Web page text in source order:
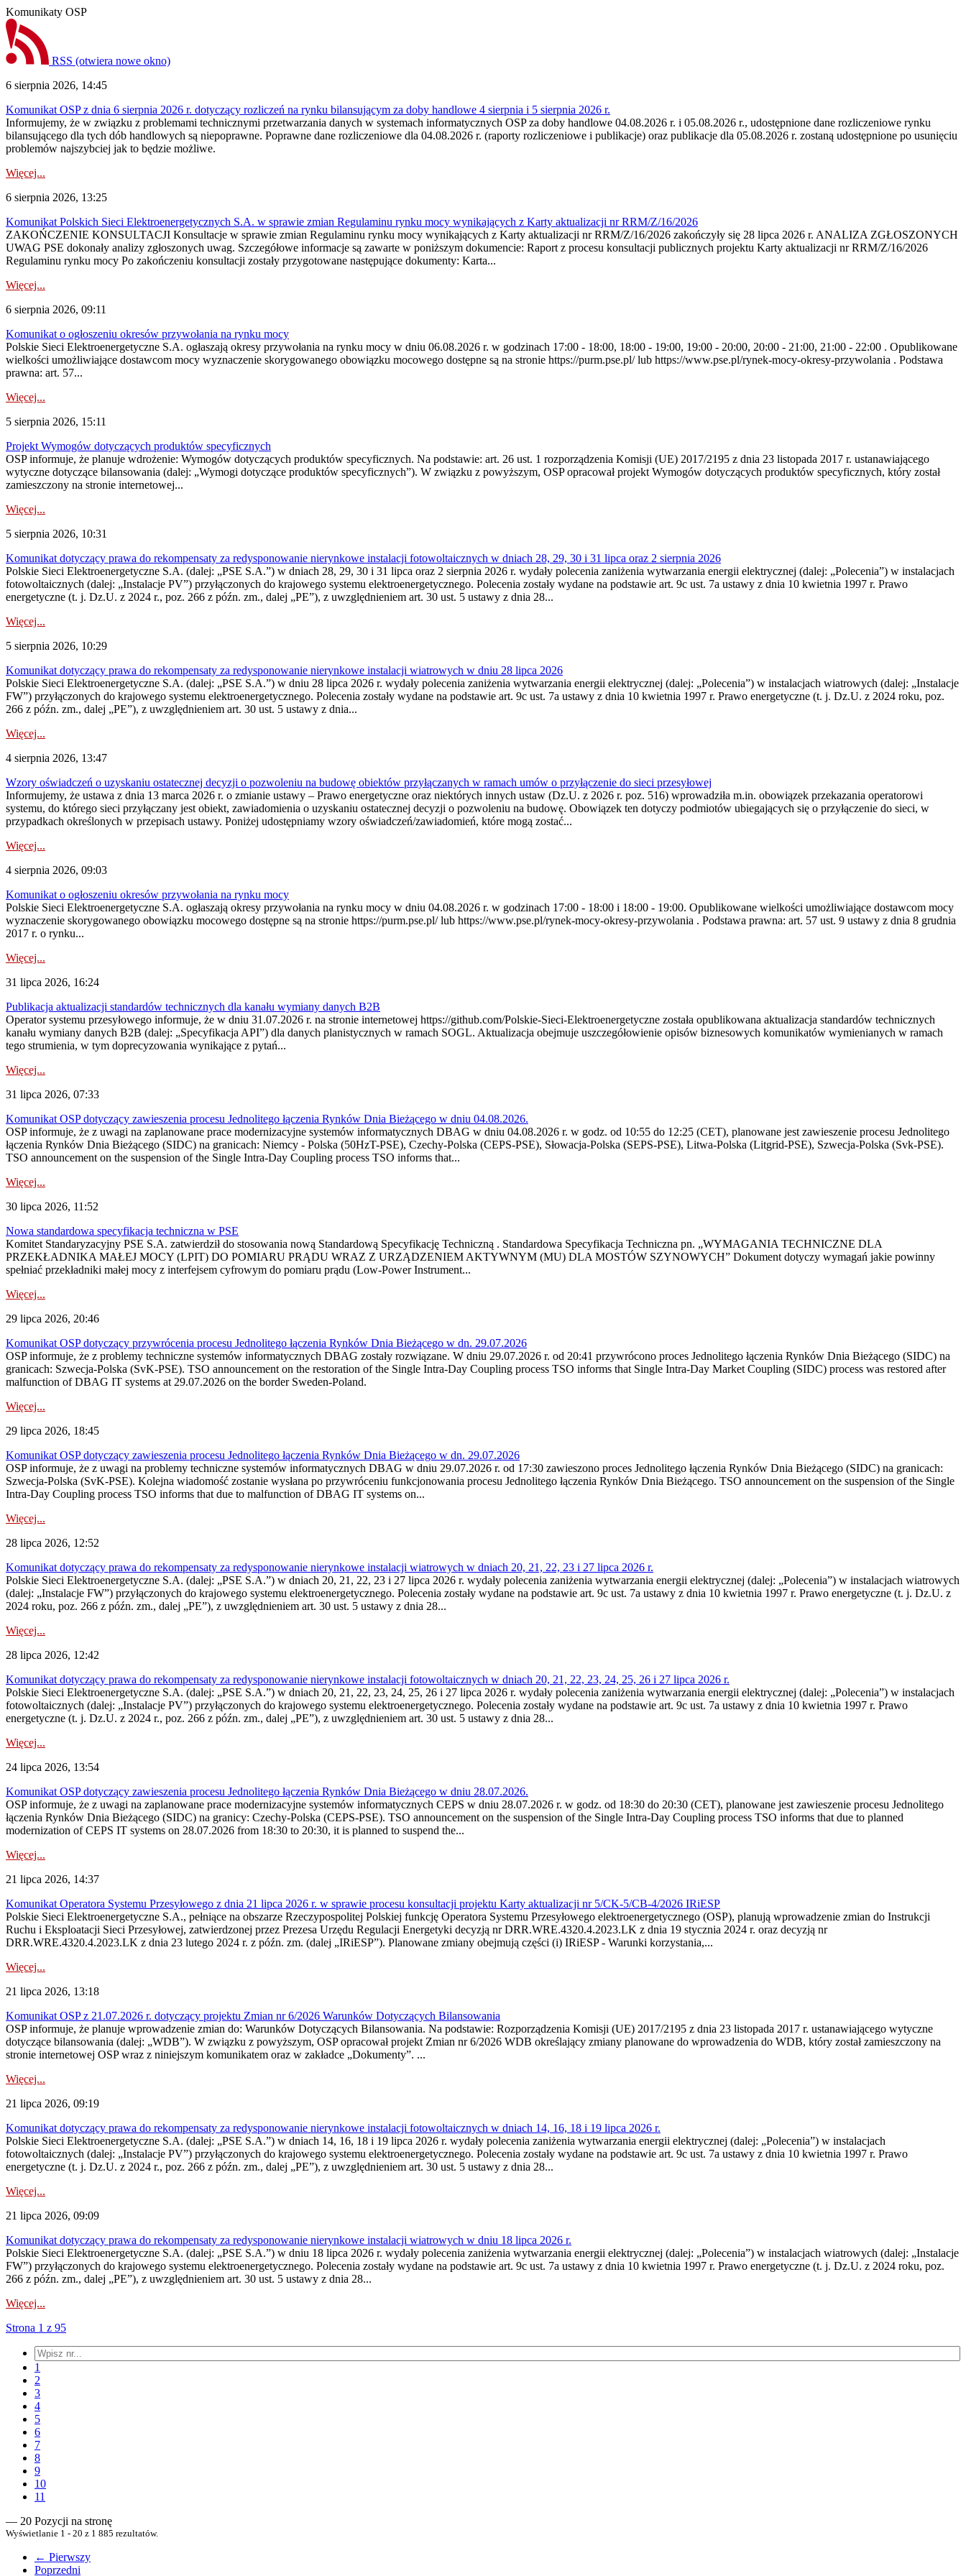
Komunikaty OSP
RSS (otwiera nowe okno)
6 sierpnia 2026, 14:45
Komunikat OSP z dnia 6 sierpnia 2026 r. dotyczący rozliczeń na rynku bilansującym za doby handlowe 4 sierpnia i 5 sierpnia 2026 r.
Informujemy, że w związku z problemami technicznymi przetwarzania danych w systemach informatycznych OSP za doby handlowe 04.08.2026 r. i 05.08.2026 r., udostępnione dane rozliczeniowe rynku
bilansującego dla tych dób handlowych są niepoprawne. Poprawne dane rozliczeniowe dla 04.08.2026 r. (raporty rozliczeniowe i publikacje) oraz publikacje dla 05.08.2026 r. zostaną udostępnione po usunięciu
problemów najszybciej jak to będzie możliwe.
Więcej...
6 sierpnia 2026, 13:25
Komunikat Polskich Sieci Elektroenergetycznych S.A. w sprawie zmian Regulaminu rynku mocy wynikających z Karty aktualizacji nr RRM/Z/16/2026
ZAKOŃCZENIE KONSULTACJI Konsultacje w sprawie zmian Regulaminu rynku mocy wynikających z Karty aktualizacji nr RRM/Z/16/2026 zakończyły się 28 lipca 2026 r. ANALIZA ZGŁOSZONYCH
UWAG PSE dokonały analizy zgłoszonych uwag. Szczegółowe informacje są zawarte w poniższym dokumencie: Raport z procesu konsultacji publicznych projektu Karty aktualizacji nr RRM/Z/16/2026
Regulaminu rynku mocy Po zakończeniu konsultacji zostały przygotowane następujące dokumenty: Karta...
Więcej...
6 sierpnia 2026, 09:11
Komunikat o ogłoszeniu okresów przywołania na rynku mocy
Polskie Sieci Elektroenergetyczne S.A. ogłaszają okresy przywołania na rynku mocy w dniu 06.08.2026 r. w godzinach 17:00 - 18:00, 18:00 - 19:00, 19:00 - 20:00, 20:00 - 21:00, 21:00 - 22:00 . Opublikowane
wielkości umożliwiające dostawcom mocy wyznaczenie skorygowanego obowiązku mocowego dostępne są na stronie https://purm.pse.pl/ lub https://www.pse.pl/rynek-mocy-okresy-przywolania . Podstawa
prawna: art. 57...
Więcej...
5 sierpnia 2026, 15:11
Projekt Wymogów dotyczących produktów specyficznych
OSP informuje, że planuje wdrożenie: Wymogów dotyczących produktów specyficznych. Na podstawie: art. 26 ust. 1 rozporządzenia Komisji (UE) 2017/2195 z dnia 23‍ listopada 2017 r. ustanawiającego
wytyczne dotyczące bilansowania (dalej: „Wymogi dotyczące produktów specyficznych”). W związku z powyższym, OSP opracował projekt Wymogów dotyczących produktów specyficznych, który został
zamieszczony na stronie internetowej...
Więcej...
5 sierpnia 2026, 10:31
Komunikat dotyczący prawa do rekompensaty za redysponowanie nierynkowe instalacji fotowoltaicznych w dniach 28, 29, 30 i 31 lipca oraz 2 sierpnia 2026
Polskie Sieci Elektroenergetyczne S.A. (dalej: „PSE S.A.”) w dniach 28, 29, 30 i 31 lipca oraz 2 sierpnia 2026 r. wydały polecenia zaniżenia wytwarzania energii elektrycznej (dalej: „Polecenia”) w instalacjach
fotowoltaicznych (dalej: „Instalacje PV”) przyłączonych do krajowego systemu elektroenergetycznego. Polecenia zostały wydane na podstawie art. 9c ust. 7a ustawy z dnia 10 kwietnia 1997 r. Prawo
energetyczne (t. j. Dz.U. z 2024 r., poz. 266 z późn. zm., dalej „PE”), z uwzględnieniem art. 30 ust. 5 ustawy z dnia 28...
Więcej...
5 sierpnia 2026, 10:29
Komunikat dotyczący prawa do rekompensaty za redysponowanie nierynkowe instalacji wiatrowych w dniu 28 lipca 2026
Polskie Sieci Elektroenergetyczne S.A. (dalej: „PSE S.A.”) w dniu 28 lipca 2026 r. wydały polecenia zaniżenia wytwarzania energii elektrycznej (dalej: „Polecenia”) w instalacjach wiatrowych (dalej: „Instalacje
FW”) przyłączonych do krajowego systemu elektroenergetycznego. Polecenia zostały wydane na podstawie art. 9c ust. 7a ustawy z dnia 10 kwietnia 1997 r. Prawo energetyczne (t. j. Dz.U. z 2024 roku, poz.
266 z późn. zm., dalej „PE”), z uwzględnieniem art. 30 ust. 5 ustawy z dnia...
Więcej...
4 sierpnia 2026, 13:47
Wzory oświadczeń o uzyskaniu ostatecznej decyzji o pozwoleniu na budowę obiektów przyłączanych w ramach umów o przyłączenie do sieci przesyłowej
Informujemy, że ustawa z dnia 13 marca 2026 r. o zmianie ustawy – Prawo energetyczne oraz niektórych innych ustaw (Dz.U. z 2026 r. poz. 516) wprowadziła m.in. obowiązek przekazania operatorowi
systemu, do którego sieci przyłączany jest obiekt, zawiadomienia o uzyskaniu ostatecznej decyzji o pozwoleniu na budowę. Obowiązek ten dotyczy podmiotów ubiegających się o przyłączenie do sieci, w
przypadkach określonych w przepisach ustawy. Poniżej udostępniamy wzory oświadczeń/zawiadomień, które mogą zostać...
Więcej...
4 sierpnia 2026, 09:03
Komunikat o ogłoszeniu okresów przywołania na rynku mocy
Polskie Sieci Elektroenergetyczne S.A. ogłaszają okresy przywołania na rynku mocy w dniu 04.08.2026 r. w godzinach 17:00 - 18:00 i 18:00 - 19:00. Opublikowane wielkości umożliwiające dostawcom mocy
wyznaczenie skorygowanego obowiązku mocowego dostępne są na stronie https://purm.pse.pl/ lub https://www.pse.pl/rynek-mocy-okresy-przywolania . Podstawa prawna: art. 57 ust. 9 ustawy z dnia 8 grudnia
2017 r. o rynku...
Więcej...
31 lipca 2026, 16:24
Publikacja aktualizacji standardów technicznych dla kanału wymiany danych B2B
Operator systemu przesyłowego informuje, że w dniu 31.07.2026 r. na stronie internetowej https://github.com/Polskie-Sieci-Elektroenergetyczne została opublikowana aktualizacja standardów technicznych
kanału wymiany danych B2B (dalej: „Specyfikacja API”) dla danych planistycznych w ramach SOGL. Aktualizacja obejmuje uszczegółowienie opisów biznesowych komunikatów wymienianych w ramach
tego strumienia, w tym doprecyzowania wynikające z pytań...
Więcej...
31 lipca 2026, 07:33
Komunikat OSP dotyczący zawieszenia procesu Jednolitego łączenia Rynków Dnia Bieżącego w dniu 04.08.2026.
OSP informuje, że z uwagi na zaplanowane prace modernizacyjne systemów informatycznych DBAG w dniu 04.08.2026 r. w godz. od 10:55 do 12:25 (CET), planowane jest zawieszenie procesu Jednolitego
łączenia Rynków Dnia Bieżącego (SIDC) na granicach: Niemcy - Polska (50HzT-PSE), Czechy-Polska (CEPS-PSE), Słowacja-Polska (SEPS-PSE), Litwa-Polska (Litgrid-PSE), Szwecja-Polska (Svk-PSE).
TSO announcement on the suspension of the Single Intra-Day Coupling process TSO informs that...
Więcej...
30 lipca 2026, 11:52
Nowa standardowa specyfikacja techniczna w PSE
Komitet Standaryzacyjny PSE S.A. zatwierdził do stosowania nową Standardową Specyfikację Techniczną . Standardowa Specyfikacja Techniczna pn. „WYMAGANIA TECHNICZNE DLA
PRZEKŁADNIKA MAŁEJ MOCY (LPIT) DO POMIARU PRĄDU WRAZ Z URZĄDZENIEM AKTYWNYM (MU) DLA MOSTÓW SZYNOWYCH” Dokument dotyczy wymagań jakie powinny
spełniać przekładniki małej mocy z interfejsem cyfrowym do pomiaru prądu (Low-Power Instrument...
Więcej...
29 lipca 2026, 20:46
Komunikat OSP dotyczący przywrócenia procesu Jednolitego łączenia Rynków Dnia Bieżącego w dn. 29.07.2026
OSP informuje, że z problemy techniczne systemów informatycznych DBAG zostały rozwiązane. W dniu 29.07.2026 r. od 20:41 przywrócono proces Jednolitego łączenia Rynków Dnia Bieżącego (SIDC) na
granicach: Szwecja-Polska (SvK-PSE). TSO announcement on the restoration of the Single Intra-Day Coupling process TSO informs that Single Intra-Day Market Coupling (SIDC) process was restored after
malfunction of DBAG IT systems at 29.07.2026 on the border Sweden-Poland.
Więcej...
29 lipca 2026, 18:45
Komunikat OSP dotyczący zawieszenia procesu Jednolitego łączenia Rynków Dnia Bieżącego w dn. 29.07.2026
OSP informuje, że z uwagi na problemy techniczne systemów informatycznych DBAG w dniu 29.07.2026 r. od 17:30 zawieszono proces Jednolitego łączenia Rynków Dnia Bieżącego (SIDC) na granicach:
Szwecja-Polska (SvK-PSE). Kolejna wiadomość zostanie wysłana po przywróceniu funkcjonowania procesu Jednolitego łączenia Rynków Dnia Bieżącego. TSO announcement on the suspension of the Single
Intra-Day Coupling process TSO informs that due to malfunction of DBAG IT systems on...
Więcej...
28 lipca 2026, 12:52
Komunikat dotyczący prawa do rekompensaty za redysponowanie nierynkowe instalacji wiatrowych w dniach 20, 21, 22, 23 i 27 lipca 2026 r.
Polskie Sieci Elektroenergetyczne S.A. (dalej: „PSE S.A.”) w dniach 20, 21, 22, 23 i 27 lipca 2026 r. wydały polecenia zaniżenia wytwarzania energii elektrycznej (dalej: „Polecenia”) w instalacjach wiatrowych
(dalej: „Instalacje FW”) przyłączonych do krajowego systemu elektroenergetycznego. Polecenia zostały wydane na podstawie art. 9c ust. 7a ustawy z dnia 10 kwietnia 1997 r. Prawo energetyczne (t. j. Dz.U. z
2024 roku, poz. 266 z późn. zm., dalej „PE”), z uwzględnieniem art. 30 ust. 5 ustawy z dnia 28...
Więcej...
28 lipca 2026, 12:42
Komunikat dotyczący prawa do rekompensaty za redysponowanie nierynkowe instalacji fotowoltaicznych w dniach 20, 21, 22, 23, 24, 25, 26 i 27 lipca 2026 r.
Polskie Sieci Elektroenergetyczne S.A. (dalej: „PSE S.A.”) w dniach 20, 21, 22, 23, 24, 25, 26 i 27 lipca 2026 r. wydały polecenia zaniżenia wytwarzania energii elektrycznej (dalej: „Polecenia”) w instalacjach
fotowoltaicznych (dalej: „Instalacje PV”) przyłączonych do krajowego systemu elektroenergetycznego. Polecenia zostały wydane na podstawie art. 9c ust. 7a ustawy z dnia 10 kwietnia 1997 r. Prawo
energetyczne (t. j. Dz.U. z 2024 r., poz. 266 z późn. zm., dalej „PE”), z uwzględnieniem art. 30 ust. 5 ustawy z dnia 28...
Więcej...
24 lipca 2026, 13:54
Komunikat OSP dotyczący zawieszenia procesu Jednolitego łączenia Rynków Dnia Bieżącego w dniu 28.07.2026.
OSP informuje, że z uwagi na zaplanowane prace modernizacyjne systemów informatycznych CEPS w dniu 28.07.2026 r. w godz. od 18:30 do 20:30 (CET), planowane jest zawieszenie procesu Jednolitego
łączenia Rynków Dnia Bieżącego (SIDC) na granicy: Czechy-Polska (CEPS-PSE). TSO announcement on the suspension of the Single Intra-Day Coupling process TSO informs that due to planned
modernization of CEPS IT systems on 28.07.2026 from 18:30 to 20:30, it is planned to suspend the...
Więcej...
21 lipca 2026, 14:37
Komunikat Operatora Systemu Przesyłowego z dnia 21 lipca 2026 r. w sprawie procesu konsultacji projektu Karty aktualizacji nr 5/CK-5/CB-4/2026 IRiESP
Polskie Sieci Elektroenergetyczne S.A., pełniące na obszarze Rzeczypospolitej Polskiej funkcję Operatora Systemu Przesyłowego elektroenergetycznego (OSP), planują wprowadzenie zmian do Instrukcji
Ruchu i Eksploatacji Sieci Przesyłowej, zatwierdzonej przez Prezesa Urzędu Regulacji Energetyki decyzją nr DRR.WRE.4320.4.2023.LK z dnia 19 stycznia 2024 r. oraz decyzją nr
DRR.WRE.4320.4.2023.LK z dnia 23 lutego 2024 r. z późn. zm. (dalej „IRiESP”). Planowane zmiany obejmują części (i) IRiESP - Warunki korzystania,...
Więcej...
21 lipca 2026, 13:18
Komunikat OSP z 21.07.2026 r. dotyczący projektu Zmian nr 6/2026 Warunków Dotyczących Bilansowania
OSP informuje, że planuje wprowadzenie zmian do: Warunków Dotyczących Bilansowania. Na podstawie: Rozporządzenia Komisji (UE) 2017/2195 z dnia 23‍ listopada 2017 r. ustanawiającego wytyczne
dotyczące bilansowania (dalej: „WDB”). W związku z powyższym, OSP opracował projekt Zmian nr 6/2026 WDB określający zmiany planowane do wprowadzenia do WDB, który został zamieszczony na
stronie internetowej OSP wraz z niniejszym komunikatem oraz w zakładce „Dokumenty”. ...
Więcej...
21 lipca 2026, 09:19
Komunikat dotyczący prawa do rekompensaty za redysponowanie nierynkowe instalacji fotowoltaicznych w dniach 14, 16, 18 i 19 lipca 2026 r.
Polskie Sieci Elektroenergetyczne S.A. (dalej: „PSE S.A.”) w dniach 14, 16, 18 i 19 lipca 2026 r. wydały polecenia zaniżenia wytwarzania energii elektrycznej (dalej: „Polecenia”) w instalacjach
fotowoltaicznych (dalej: „Instalacje PV”) przyłączonych do krajowego systemu elektroenergetycznego. Polecenia zostały wydane na podstawie art. 9c ust. 7a ustawy z dnia 10 kwietnia 1997 r. Prawo
energetyczne (t. j. Dz.U. z 2024 r., poz. 266 z późn. zm., dalej „PE”), z uwzględnieniem art. 30 ust. 5 ustawy z dnia 28...
Więcej...
21 lipca 2026, 09:09
Komunikat dotyczący prawa do rekompensaty za redysponowanie nierynkowe instalacji wiatrowych w dniu 18 lipca 2026 r.
Polskie Sieci Elektroenergetyczne S.A. (dalej: „PSE S.A.”) w dniu 18 lipca 2026 r. wydały polecenia zaniżenia wytwarzania energii elektrycznej (dalej: „Polecenia”) w instalacjach wiatrowych (dalej: „Instalacje
FW”) przyłączonych do krajowego systemu elektroenergetycznego. Polecenia zostały wydane na podstawie art. 9c ust. 7a ustawy z dnia 10 kwietnia 1997 r. Prawo energetyczne (t. j. Dz.U. z 2024 roku, poz.
266 z późn. zm., dalej „PE”), z uwzględnieniem art. 30 ust. 5 ustawy z dnia 28...
Więcej...
Strona 1 z 95
1
2
3
4
5
6
7
8
9
10
11
— 20 Pozycji na stronę
Wyświetlanie 1 - 20 z 1 885 rezultatów.
← Pierwszy
Poprzedni